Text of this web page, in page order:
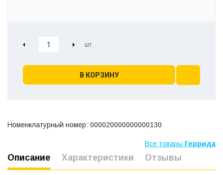
В КОРЗИНУ
Номенклатурный номер: 000020000000000130
Все товары Геррида
Описание Характеристики Отзывы